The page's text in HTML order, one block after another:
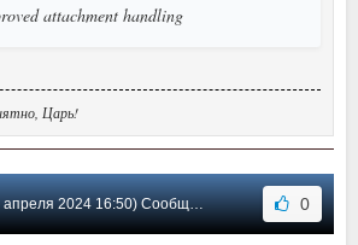
attachment handling
Царь!
2024 16:50) Сообщение #16 0